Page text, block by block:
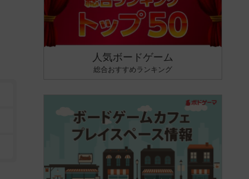
人気ボードゲーム
総合おすすめランキング